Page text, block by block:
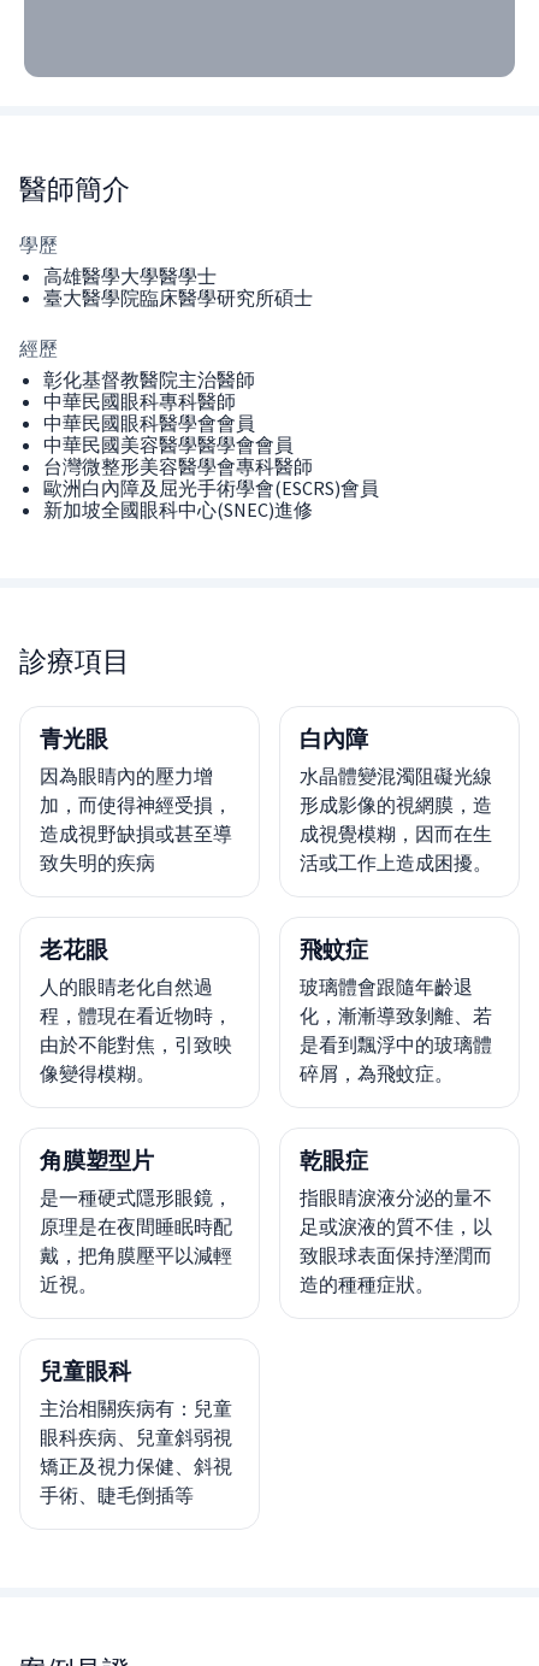
醫師簡介
學歷
高雄醫學大學醫學士
臺大醫學院臨床醫學研究所碩士
經歷
彰化基督教醫院主治醫師
中華民國眼科專科醫師
中華民國眼科醫學會會員
中華民國美容醫學醫學會會員
台灣微整形美容醫學會專科醫師
歐洲白內障及屈光手術學會(ESCRS)會員
新加坡全國眼科中心(SNEC)進修
診療項目
青光眼
因為眼睛內的壓力增
加，而使得神經受損，
造成視野缺損或甚至導
致失明的疾病
白內障
水晶體變混濁阻礙光線
形成影像的視網膜，造
成視覺模糊，因而在生
活或工作上造成困擾。
老花眼
人的眼睛老化自然過
程，體現在看近物時，
由於不能對焦，引致映
像變得模糊。
飛蚊症
玻璃體會跟隨年齡退
化，漸漸導致剝離、若
是看到飄浮中的玻璃體
碎屑，為飛蚊症。
角膜塑型片
是一種硬式隱形眼鏡，
原理是在夜間睡眠時配
戴，把角膜壓平以減輕
近視。
乾眼症
指眼睛淚液分泌的量不
足或淚液的質不佳，以
致眼球表面保持溼潤而
造的種種症狀。
兒童眼科
主治相關疾病有：兒童
眼科疾病、兒童斜弱視
矯正及視力保健、斜視
手術、睫毛倒插等